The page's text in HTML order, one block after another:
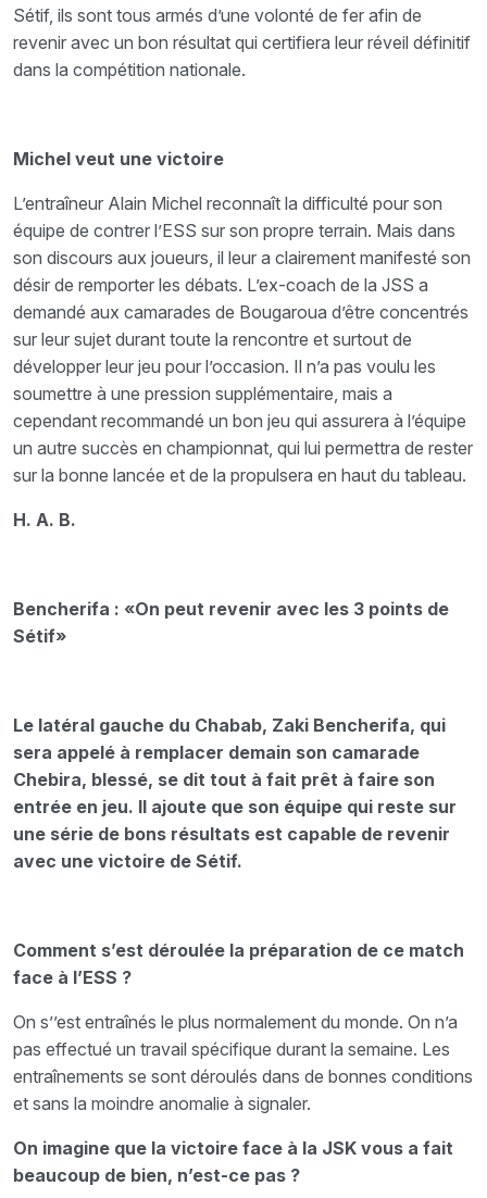
Sétif, ils sont tous armés d’une volonté de fer afin de
revenir avec un bon résultat qui certifiera leur réveil définitif
dans la compétition nationale.
Michel veut une victoire
L’entraîneur Alain Michel reconnaît la difficulté pour son
équipe de contrer l’ESS sur son propre terrain. Mais dans
son discours aux joueurs, il leur a clairement manifesté son
désir de remporter les débats. L’ex-coach de la JSS a
demandé aux camarades de Bougaroua d’être concentrés
sur leur sujet durant toute la rencontre et surtout de
développer leur jeu pour l’occasion. Il n’a pas voulu les
soumettre à une pression supplémentaire, mais a
cependant recommandé un bon jeu qui assurera à l’équipe
un autre succès en championnat, qui lui permettra de rester
sur la bonne lancée et de la propulsera en haut du tableau.
H. A. B.
Bencherifa : «On peut revenir avec les 3 points de
Sétif»
Le latéral gauche du Chabab, Zaki Bencherifa, qui
sera appelé à remplacer demain son camarade
Chebira, blessé, se dit tout à fait prêt à faire son
entrée en jeu. Il ajoute que son équipe qui reste sur
une série de bons résultats est capable de revenir
avec une victoire de Sétif.
Comment s’est déroulée la préparation de ce match
face à l’ESS ?
On s’’est entraînés le plus normalement du monde. On n’a
pas effectué un travail spécifique durant la semaine. Les
entraînements se sont déroulés dans de bonnes conditions
et sans la moindre anomalie à signaler.
On imagine que la victoire face à la JSK vous a fait
beaucoup de bien, n’est-ce pas ?